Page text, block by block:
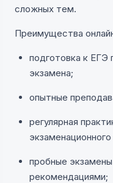
сложных тем.
Преимущества
подготовка к ЕГЭ
экзамена;
опытные
регулярная
пробные
рекомендациями;